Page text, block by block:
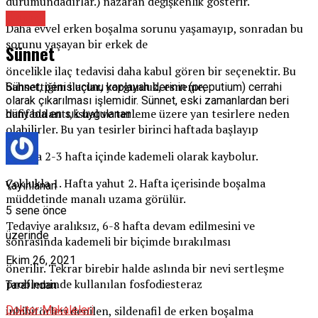
Daha evvel erken boşalma sorunu yaşamayıp, sonradan bu
sorunu yaşayan bir erkek de
öncelikle ilaç tedavisi daha kabul gören bir seçenektir. Bu
bahsettiğim ilaçlar, yorgunluk, esneme,
hafif bulantı, ishal ve terleme üzere yan tesirlere neden
olabilirler. Bu yan tesirler birinci haftada başlayıp
sıklıkla 2-3 hafta içinde kademeli olarak kaybolur.
Çoklukla 1. Hafta yahut 2. Hafta içerisinde boşalma
müddetinde manalı uzama görülür.
Tedaviye aralıksız, 6-8 hafta devam edilmesini ve
sonrasında kademeli bir biçimde bırakılması
önerilir. Tekrar birebir halde aslında bir nevi sertleşme
probleminde kullanılan fosfodiesteraz
inhibitörleri denilen, sildenafil de erken boşalma
Sünnet
Sünnet, penis ucunu kaplayan derinin (preputium) cerrahi
olarak çıkarılması işlemidir. Sünnet, eski zamanlardan beri
dünyada en sık uygulanan …
Yayınlanan
5 sene önce
üzerinde
Ekim 26, 2021
Tarafından
Doktor Makaleleri